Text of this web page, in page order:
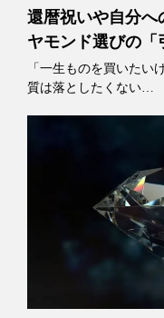
還暦祝いや自分へ
ヤモンド選びの「
「一生ものを買いたい
質は落としたくない…